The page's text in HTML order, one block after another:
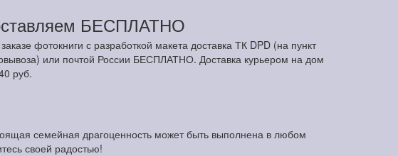
БЕСПЛАТНО
фотокниги с разработкой макета доставка ТК DPD (на пункт
или почтой России БЕСПЛАТНО. Доставка курьером на дом
руб.
семейная драгоценность может быть выполнена в любом
своей радостью!